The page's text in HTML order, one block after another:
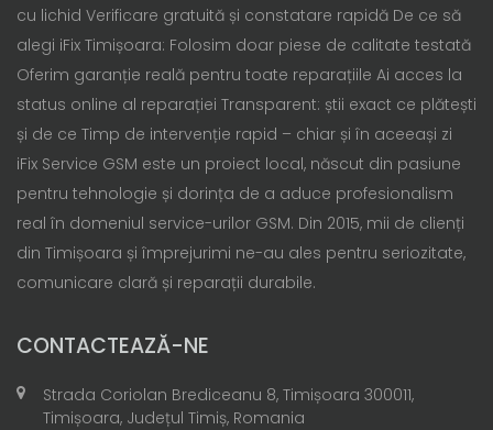
cu lichid Verificare gratuită și constatare rapidă De ce să
alegi iFix Timișoara: Folosim doar piese de calitate testată
Oferim garanție reală pentru toate reparațiile Ai acces la
status online al reparației Transparent: știi exact ce plătești
și de ce Timp de intervenție rapid – chiar și în aceeași zi
iFix Service GSM este un proiect local, născut din pasiune
pentru tehnologie și dorința de a aduce profesionalism
real în domeniul service-urilor GSM. Din 2015, mii de clienți
din Timișoara și împrejurimi ne-au ales pentru seriozitate,
comunicare clară și reparații durabile.
CONTACTEAZĂ-NE
Strada Coriolan Brediceanu 8, Timișoara 300011,
Timișoara, Județul Timiș, Romania